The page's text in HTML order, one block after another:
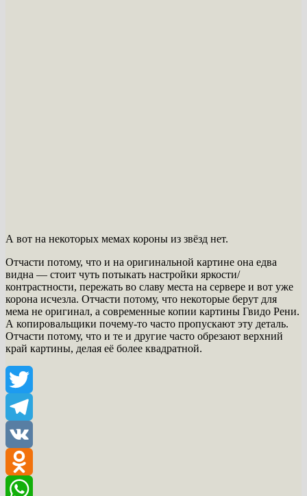
А вот на некоторых мемах короны из звёзд нет.
Отчасти потому, что и на оригинальной картине она едва
видна — стоит чуть потыкать настройки яркости/
контрастности, пережать во славу места на сервере и вот уже
корона исчезла. Отчасти потому, что некоторые берут для
мема не оригинал, а современные копии картины Гвидо Рени.
А копировальщики почему-то часто пропускают эту деталь.
Отчасти потому, что и те и другие часто обрезают верхний
край картины, делая её более квадратной.
Twitter
Telegram
VK
Odnoklassniki